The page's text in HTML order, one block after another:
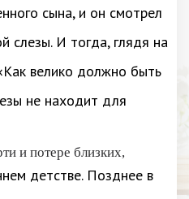
сына, и он смотрел
слезы. И тогда, глядя на
велико должно быть
не находит для
и потере близких,
детстве. Позднее в